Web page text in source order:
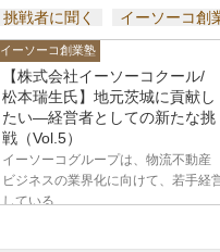
挑戦者に聞く イーソーコ創
イーソーコ創業塾
【株式会社イーソーコクール/
松本瑞生氏】地元茨城に貢献し
たい—経営者としての新たな挑
戦（Vol.5）
イーソーコグループは、物流不動産
ビジネスの業界化に向けて、若手経
している...